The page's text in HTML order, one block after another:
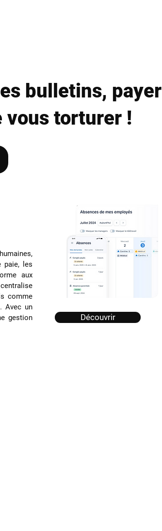
bulletins, payer
vous torturer !
paie, les
aux
comme
Avec un
gestion
Découvrir